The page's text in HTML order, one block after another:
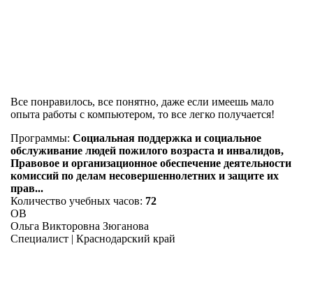
Все понравилось, все понятно, даже если имеешь мало
опыта работы с компьютером, то все легко получается!
Программы: Социальная поддержка и социальное
обслуживание людей пожилого возраста и инвалидов,
Правовое и организационное обеспечение деятельности
комиссий по делам несовершеннолетних и защите их
прав...
Количество учебных часов: 72
ОВ
Ольга Викторовна Зюганова
Специалист | Краснодарский край